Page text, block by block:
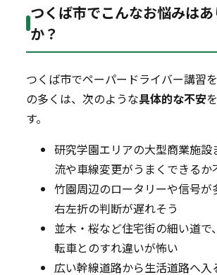
つくば市でこんなお悩みは
か？
つくば市でペーパードライバー講習
の多くは、次のような具体的な不安
す。
研究学園エリアの大型商業施設
流や車線変更がうまくできるか
竹園周辺のロータリーや信号が
右左折の判断が遅れそう
並木・桜など住宅街の細い道で
転車とのすれ違いが怖い
広い幹線道路から生活道路へ入